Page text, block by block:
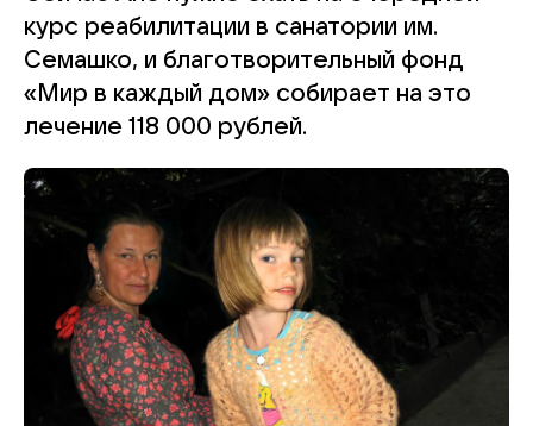
курс реабилитации в санатории им.
Семашко, и благотворительный фонд
«Мир в каждый дом» собирает на это
лечение 118 000 рублей.